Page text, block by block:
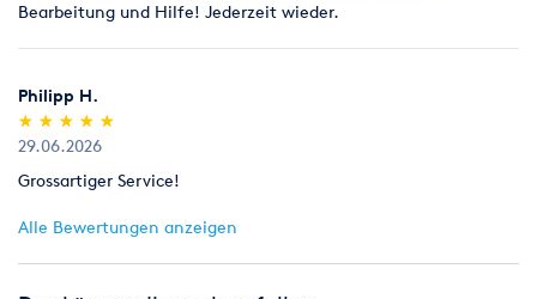
Bearbeitung und Hilfe! Jederzeit wieder.
Philipp H.
(*)
★
★
(*) ★
★
(*) ★
★
(*) ★
★
(*) ★
★
29.06.2026
Grossartiger Service!
Alle Bewertungen anzeigen